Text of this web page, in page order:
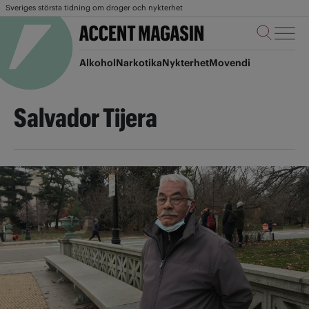
Sveriges största tidning om droger och nykterhet
AlkoholNarkotikaNykterhetMovendi
Salvador Tijera